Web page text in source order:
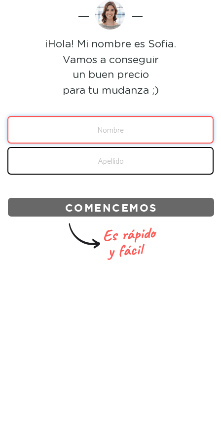
¡Hola! Mi nombre es Sofia.
Vamos a conseguir
un buen precio
para tu mudanza ;)
COMENCEMOS